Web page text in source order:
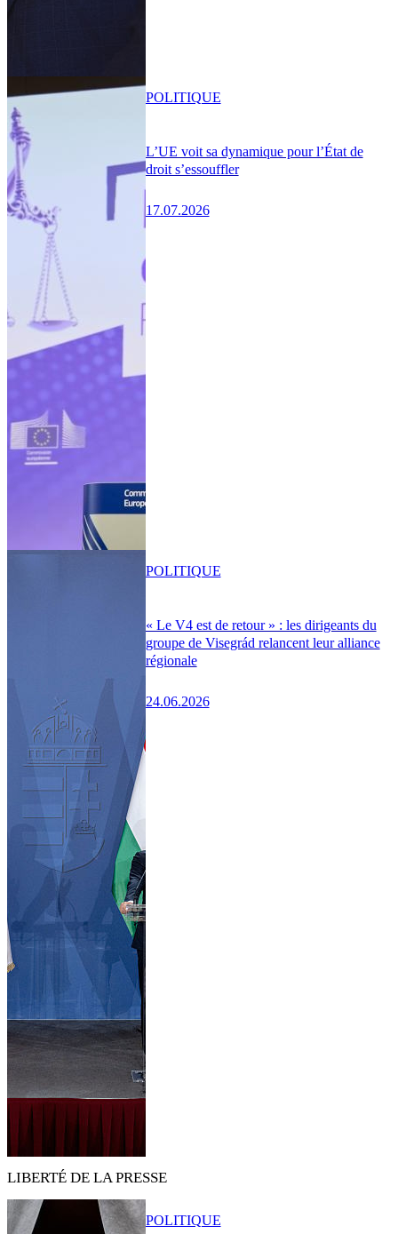
L’UE voit sa dynamique pour l’État de
droit s’essouffler
17.07.2026
POLITIQUE
« Le V4 est de retour » : les dirigeants du
groupe de Visegrád relancent leur alliance
régionale
24.06.2026
POLITIQUE
LIBERTÉ DE LA PRESSE
POLITIQUE